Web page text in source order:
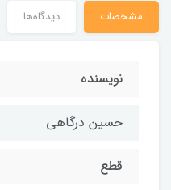
مشخصات دیدگاه‌ها
نویسنده
حسین درگاهی
قطع